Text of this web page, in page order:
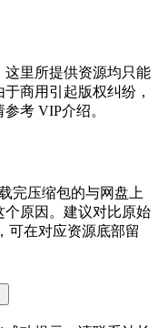
里所提供资源均只能
商用引起版权纠纷，
考 VIP介绍。
完压缩包的与网盘上
原因。建议对比原始
可在对应资源底部留